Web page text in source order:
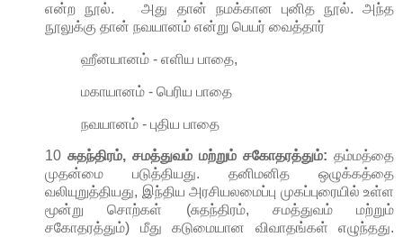
என்ற நூல். அது தான் நமக்கான புனித நூல். அந்த
நூலுக்கு தான் நவயானம் என்று பெயர் வைத்தார்
ஹீனயானம் - எளிய பாதை,
மகாயானம் - பெரிய பாதை
நவயானம் - புதிய பாதை
10 சுதந்திரம், சமத்துவம் மற்றும் சகோதரத்தும்: தம்மத்தை
முதன்மை படுத்தியது. தனிமனித ஒழுக்கத்தை
வலியுறுத்தியது, இந்திய அரசியலமைப்பு முகப்புரையில் உள்ள
மூன்று சொற்கள் (சுதந்திரம், சமத்துவம் மற்றும்
சகோதரத்தும்) மீது கடுமையான விவாதங்கள் எழுந்தது.